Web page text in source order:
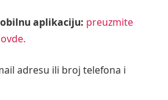
aplikaciju: preuzmite
adresu ili broj telefona i